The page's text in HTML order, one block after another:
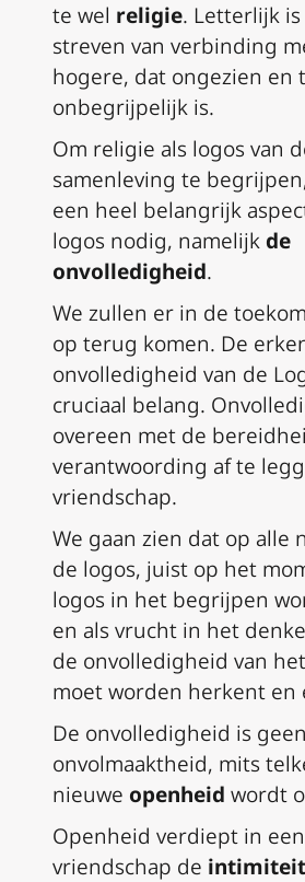
te wel religie. Letterlijk
streven van verbinding
hogere, dat ongezien en
onbegrijpelijk is.
Om religie als logos van
samenleving te
een heel belangrijk
logos nodig, namelijk de
onvolledigheid.
We zullen er in de
op terug komen. De
onvolledigheid van de
cruciaal belang.
overeen met de
verantwoording af te
vriendschap.
We gaan zien dat op alle
de logos, juist op het
logos in het begrijpen
en als vrucht in het
de onvolledigheid van
moet worden herkent en
De onvolledigheid is geen
onvolmaaktheid, mits
nieuwe openheid wordt
Openheid verdiept in
vriendschap de intimiteit